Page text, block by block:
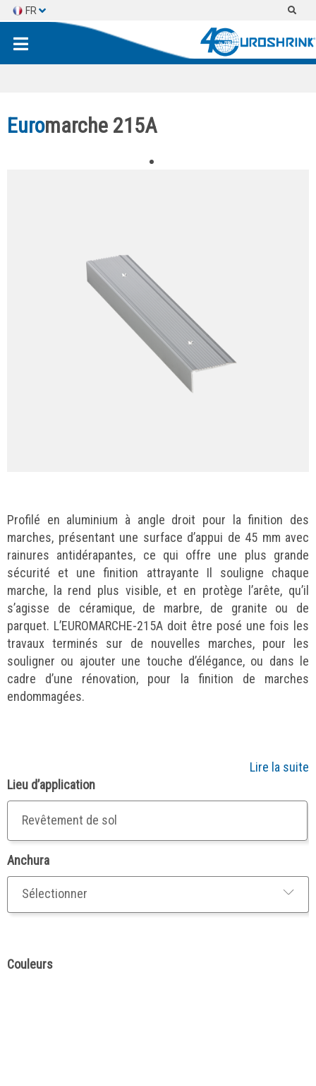
FR
Euromarche 215A
Profilé en aluminium à angle droit pour la finition des
marches, présentant une surface d’appui de 45 mm avec
rainures antidérapantes, ce qui offre une plus grande
sécurité et une finition attrayante Il souligne chaque
marche, la rend plus visible, et en protège l’arête, qu’il
s’agisse de céramique, de marbre, de granite ou de
parquet. L’EUROMARCHE-215A doit être posé une fois les
travaux terminés sur de nouvelles marches, pour les
souligner ou ajouter une touche d’élégance, ou dans le
cadre d’une rénovation, pour la finition de marches
endommagées.
Lire la suite
Lieu d’application
Revêtement de sol
Anchura
Couleurs